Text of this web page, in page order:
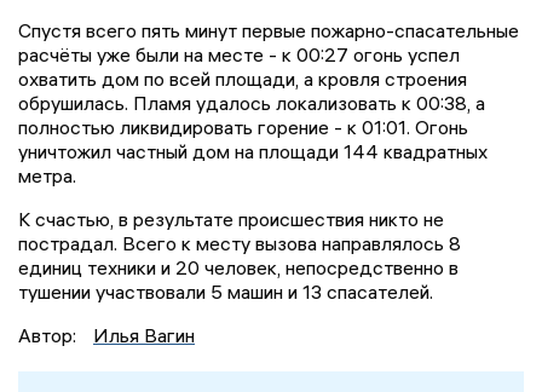
Спустя всего пять минут первые пожарно-спасательные
расчёты уже были на месте - к 00:27 огонь успел
охватить дом по всей площади, а кровля строения
обрушилась. Пламя удалось локализовать к 00:38, а
полностью ликвидировать горение - к 01:01. Огонь
уничтожил частный дом на площади 144 квадратных
метра.
К счастью, в результате происшествия никто не
пострадал. Всего к месту вызова направлялось 8
единиц техники и 20 человек, непосредственно в
тушении участвовали 5 машин и 13 спасателей.
Автор:
Илья Вагин